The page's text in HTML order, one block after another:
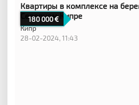
180 000
Квартиры в комплексе на
Северном Кипре
Кипр
28-02-2024, 11:43